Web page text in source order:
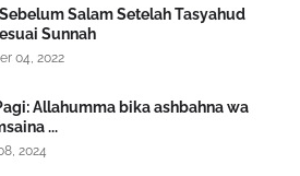
Salam Setelah Tasyahud
Sunnah
04, 2022
Allahumma bika ashbahna wa
...
2024